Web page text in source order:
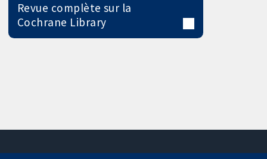
Revue complète sur la
Cochrane Library